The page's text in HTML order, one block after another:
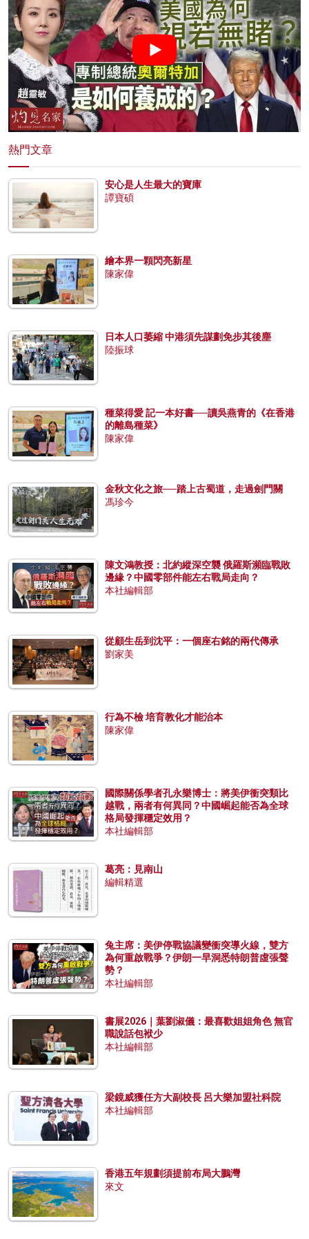
熱門文章
安心是人生最大的寶庫
譚寶碩
繪本界一顆閃亮新星
陳家偉
日本人口萎縮 中港須先謀劃免步其後塵
陸振球
種菜得愛 記一本好書──讀吳燕青的《在香港
的離島種菜》
陳家偉
金秋文化之旅──踏上古蜀道，走過劍門關
馮珍今
陳文鴻教授：北約縱深空襲 俄羅斯瀕臨戰敗
邊緣？中國零部件能左右戰局走向？
本社編輯部
從顧生岳到沈平：一個座右銘的兩代傳承
劉家美
行為不檢 培育教化才能治本
陳家偉
國際關係學者孔永樂博士：將美伊衝突類比
越戰，兩者有何異同？中國崛起能否為全球
格局發揮穩定效用？
本社編輯部
葛亮：見南山
編輯精選
兔主席：美伊停戰協議變衝突導火線，雙方
為何重啟戰爭？伊朗一早洞悉特朗普虛張聲
勢？
本社編輯部
書展2026｜葉劉淑儀：最喜歡姐姐角色 無官
職說話包袱少
本社編輯部
梁鏡威獲任方大副校長 呂大樂加盟社科院
本社編輯部
香港五年規劃須提前布局大鵬灣
來文